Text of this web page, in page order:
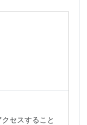
セスすること